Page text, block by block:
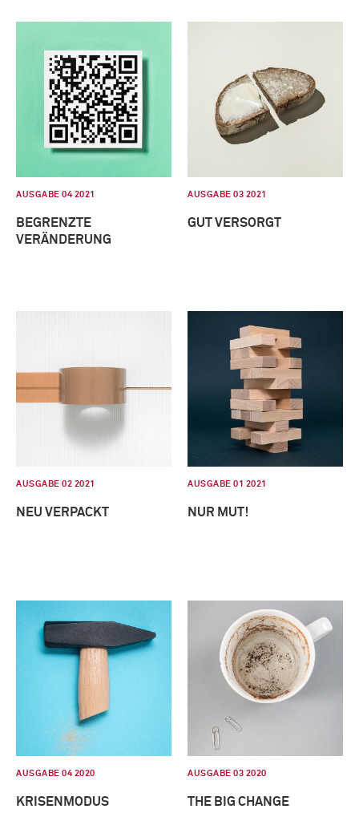
AUSGABE 04 2021
BEGRENZTE
VERÄNDERUNG
AUSGABE 03 2021
GUT VERSORGT
AUSGABE 02 2021
NEU VERPACKT
AUSGABE 01 2021
NUR MUT!
AUSGABE 04 2020
KRISENMODUS
AUSGABE 03 2020
THE BIG CHANGE